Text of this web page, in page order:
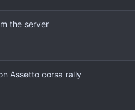
the server
Assetto corsa rally